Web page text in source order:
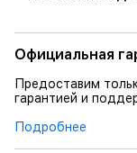
Официальная
Предоставим
гарантией и
Подробнее